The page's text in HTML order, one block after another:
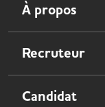
À propos
Recruteur
Candidat